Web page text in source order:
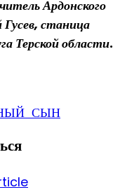
Ардонского
станица
Терской области.
СЫН